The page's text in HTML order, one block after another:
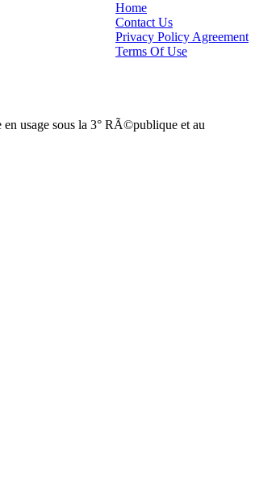
Home
Contact Us
Privacy Policy Agreement
Terms Of Use
usage sous la 3° RÃ©publique et au